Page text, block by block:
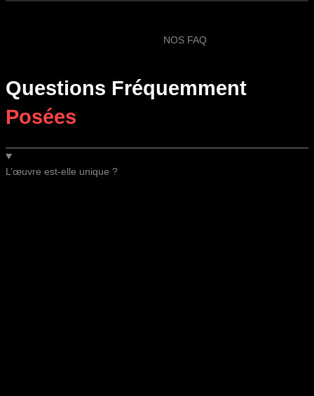
NOS FAQ
Questions Fréquemment
Posées
L’œuvre est-elle unique ?